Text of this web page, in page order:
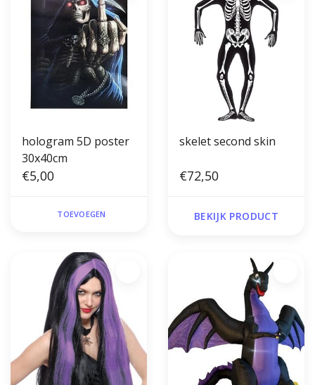
hologram 5D poster
30x40cm
€5,00
TOEVOEGEN
skelet second skin
€72,50
BEKIJK PRODUCT